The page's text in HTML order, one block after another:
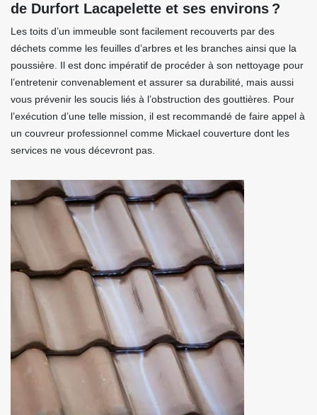
de Durfort Lacapelette et ses environs ?
Les toits d’un immeuble sont facilement recouverts par des
déchets comme les feuilles d’arbres et les branches ainsi que la
poussière. Il est donc impératif de procéder à son nettoyage pour
l’entretenir convenablement et assurer sa durabilité, mais aussi
vous prévenir les soucis liés à l’obstruction des gouttières. Pour
l’exécution d’une telle mission, il est recommandé de faire appel à
un couvreur professionnel comme Mickael couverture dont les
services ne vous décevront pas.